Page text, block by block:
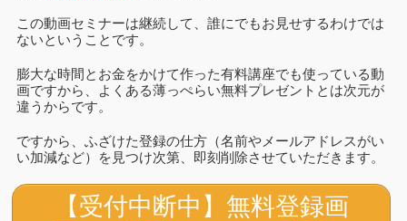
この動画セミナーは継続して、誰にでもお見せするわけでは
ないということです。
膨大な時間とお金をかけて作った有料講座でも使っている動
画ですから、よくある薄っぺらい無料プレゼントとは次元が
違うからです。
ですから、ふざけた登録の仕方（名前やメールアドレスがい
い加減など）を見つけ次第、即刻削除させていただきます。
【受付中断中】無料登録画